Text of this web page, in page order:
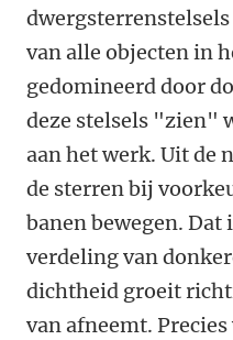
van alle objecten in
gedomineerd door
deze stelsels "zien"
aan het werk. Uit de
de sterren bij
banen bewegen. Dat
verdeling van
dichtheid groeit
van afneemt.